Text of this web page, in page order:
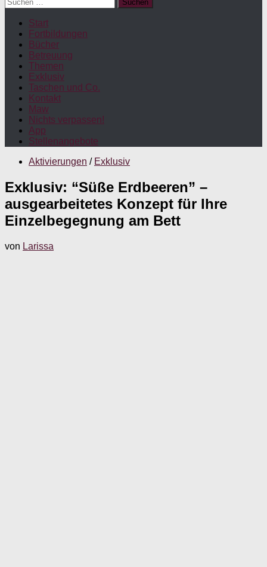
nach:
Start
Fortbildungen
Bücher
Betreuung
Themen
Exklusiv
Taschen und Co.
Kontakt
Maw
Nichts verpassen!
App
Stellenangebote
Aktivierungen / Exklusiv
Exklusiv: “Süße Erdbeeren” –
ausgearbeitetes Konzept für Ihre
Einzelbegegnung am Bett
von Larissa